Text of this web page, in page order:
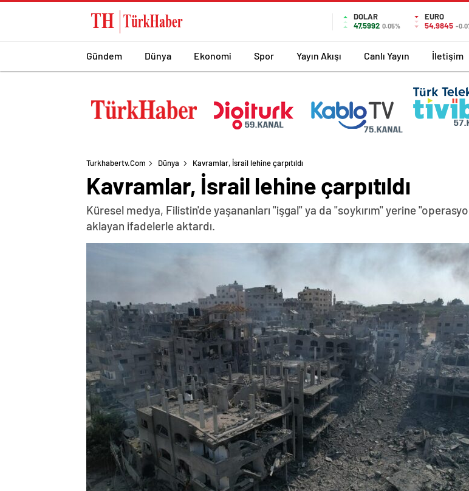
DOLAR
47,5992 0.05%
EURO
54,9845 -
Gündem Dünya Ekonomi Spor Yayın Akışı Canlı Yayın İletişim
Turkhabertv.com Dünya Kavramlar, İsrail lehine çarpıtıldı
Kavramlar, İsrail lehine çarpıtıldı
Küresel medya, Filistin'de yaşananları "işgal" ya da "soykırım" yerine
aklayan ifadelerle aktardı.